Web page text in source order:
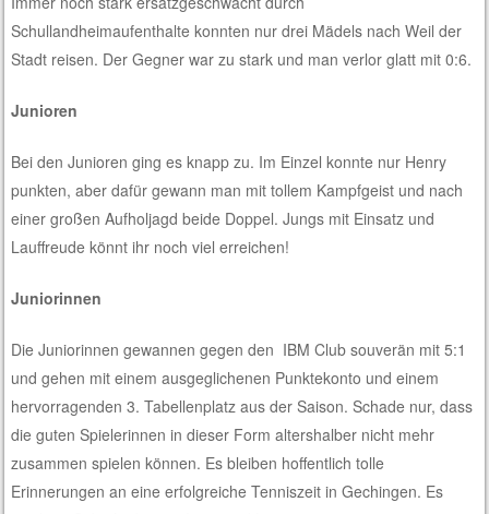
Schullandheimaufenthalte konnten nur drei Mädels nach Weil der
Stadt reisen. Der Gegner war zu stark und man verlor glatt mit 0:6.
Junioren
Bei den Junioren ging es knapp zu. Im Einzel konnte nur Henry
punkten, aber dafür gewann man mit tollem Kampfgeist und nach
einer großen Aufholjagd beide Doppel. Jungs mit Einsatz und
Lauffreude könnt ihr noch viel erreichen!
Juniorinnen
Die Juniorinnen gewannen gegen den IBM Club souverän mit 5:1
und gehen mit einem ausgeglichenen Punktekonto und einem
hervorragenden 3. Tabellenplatz aus der Saison. Schade nur, dass
die guten Spielerinnen in dieser Form altershalber nicht mehr
zusammen spielen können. Es bleiben hoffentlich tolle
Erinnerungen an eine erfolgreiche Tenniszeit in Gechingen. Es